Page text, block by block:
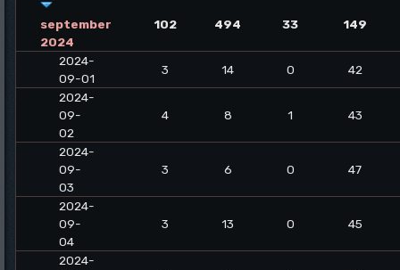
september
2024
102 494 33 149
2024-
09-01
3 14 0
42
2024-
09-
02
4 8 1 43
2024-
09-
03
3 6 0 47
2024-
09-
04
3 13 0 45
2024-